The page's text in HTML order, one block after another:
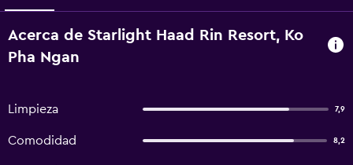
Acerca de Starlight Haad Rin Resort, Ko
Pha Ngan
Limpieza 7,9
Comodidad 8,2